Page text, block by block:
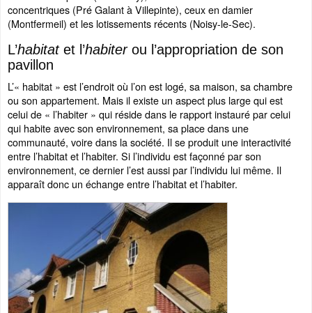
concentriques (Pré Galant à Villepinte), ceux en damier
(Montfermeil) et les lotissements récents (Noisy-le-Sec).
L’habitatet l’habiterou l’appropriation de son
pavillon
L’« habitat » est l’endroit où l’on est logé, sa maison, sa chambre
ou son appartement. Mais il existe un aspect plus large qui est
celui de « l’habiter » qui réside dans le rapport instauré par celui
qui habite avec son environnement, sa place dans une
communauté, voire dans la société. Il se produit une interactivité
entre l’habitat et l’habiter. Si l’individu est façonné par son
environnement, ce dernier l’est aussi par l’individu lui même. Il
apparaît donc un échange entre l’habitat et l’habiter.